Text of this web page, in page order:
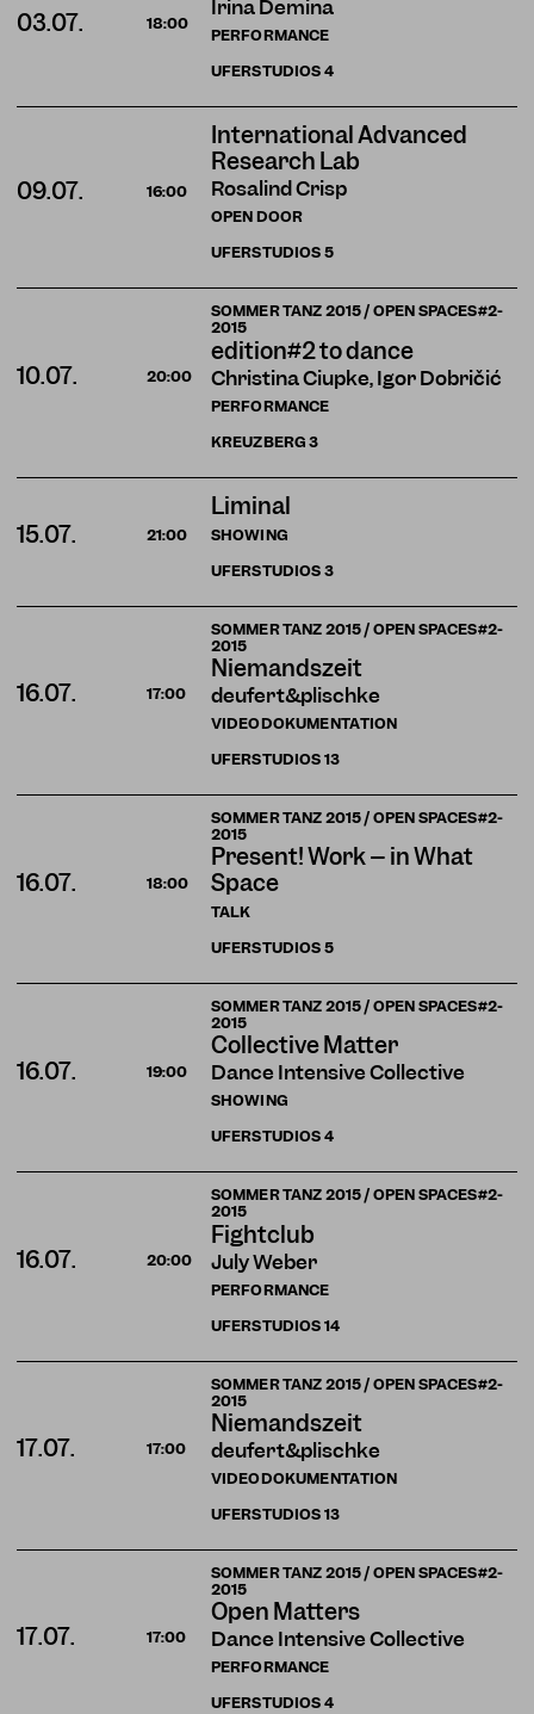
Irina Demina
PERFORMANCE
03.07. 18:00
UFERSTUDIOS4
International Advanced
Research Lab
Rosalind Crisp
OPEN DOOR
09.07. 16:00
UFERSTUDIOS5
SOMMER TANZ 2015 / OPEN SPACES#2-
2015
edition#2 to dance
Christina Ciupke, Igor Dobričić
PERFORMANCE
10.07. 20:00
KREUZBERG3
Liminal
SHOWING
15.07.
21:00
UFERSTUDIOS3
SOMMER TANZ 2015 / OPEN SPACES#2-
2015
Niemandszeit
deufert&plischke
VIDEODOKUMENTATION
16.07. 17:00
UFERSTUDIOS13
SOMMER TANZ 2015 / OPEN SPACES#2-
2015
Present! Work – in What
Space
TALK
16.07. 18:00
UFERSTUDIOS5
SOMMER TANZ 2015 / OPEN SPACES#2-
2015
Collective Matter
Dance Intensive Collective
SHOWING
16.07. 19:00
UFERSTUDIOS4
SOMMER TANZ 2015 / OPEN SPACES#2-
2015
Fightclub
July Weber
PERFORMANCE
16.07. 20:00
UFERSTUDIOS14
SOMMER TANZ 2015 / OPEN SPACES#2-
2015
Niemandszeit
deufert&plischke
VIDEODOKUMENTATION
17.07. 17:00
UFERSTUDIOS13
SOMMER TANZ 2015 / OPEN SPACES#2-
2015
Open Matters
Dance Intensive Collective
PERFORMANCE
17.07. 17:00
UFERSTUDIOS4